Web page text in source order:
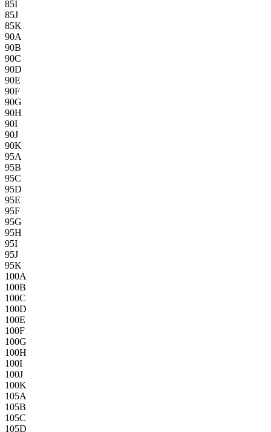
85I
85J
85K
90A
90B
90C
90D
90E
90F
90G
90H
90I
90J
90K
95A
95B
95C
95D
95E
95F
95G
95H
95I
95J
95K
100A
100B
100C
100D
100E
100F
100G
100H
100I
100J
100K
105A
105B
105C
105D